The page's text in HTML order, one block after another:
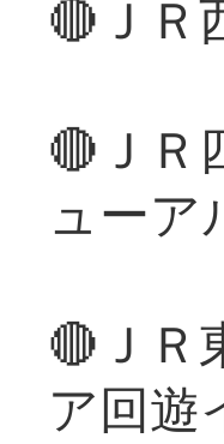
🔴ＪＲ
🔴ＪＲ
ューア
🔴ＪＲ
ア回遊